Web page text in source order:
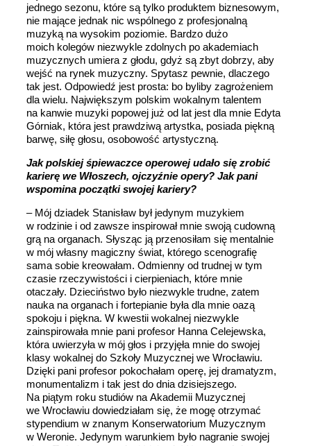
jednego sezonu, które są tylko produktem biznesowym,
nie mające jednak nic wspólnego z profesjonalną
muzyką na wysokim poziomie. Bardzo dużo
moich kolegów niezwykle zdolnych po akademiach
muzycznych umiera z głodu, gdyż są zbyt dobrzy, aby
wejść na rynek muzyczny. Spytasz pewnie, dlaczego
tak jest. Odpowiedź jest prosta: bo byliby zagrożeniem
dla wielu. Największym polskim wokalnym talentem
na kanwie muzyki popowej już od lat jest dla mnie Edyta
Górniak, która jest prawdziwą artystka, posiada piękną
barwę, siłę głosu, osobowość artystyczną.
Jak polskiej śpiewaczce operowej udało się zrobić
karierę we Włoszech, ojczyźnie opery? Jak pani
wspomina początki swojej kariery?
– Mój dziadek Stanisław był jedynym muzykiem
w rodzinie i od zawsze inspirował mnie swoją cudowną
grą na organach. Słysząc ją przenosiłam się mentalnie
w mój własny magiczny świat, którego scenografię
sama sobie kreowałam. Odmienny od trudnej w tym
czasie rzeczywistości i cierpieniach, które mnie
otaczały. Dzieciństwo było niezwykle trudne, zatem
nauka na organach i fortepianie była dla mnie oazą
spokoju i piękna. W kwestii wokalnej niezwykle
zainspirowała mnie pani profesor Hanna Celejewska,
która uwierzyła w mój głos i przyjęła mnie do swojej
klasy wokalnej do Szkoły Muzycznej we Wrocławiu.
Dzięki pani profesor pokochałam operę, jej dramatyzm,
monumentalizm i tak jest do dnia dzisiejszego.
Na piątym roku studiów na Akademii Muzycznej
we Wrocławiu dowiedziałam się, że mogę otrzymać
stypendium w znanym Konserwatorium Muzycznym
w Weronie. Jedynym warunkiem było nagranie swojej